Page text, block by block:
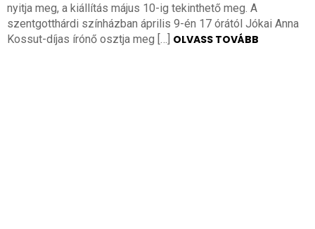
nyitja meg, a kiállítás május 10-ig tekinthető meg. A
szentgotthárdi színházban április 9-én 17 órától Jókai Anna
Kossut-díjas írónő osztja meg […] OLVASS TOVÁBB